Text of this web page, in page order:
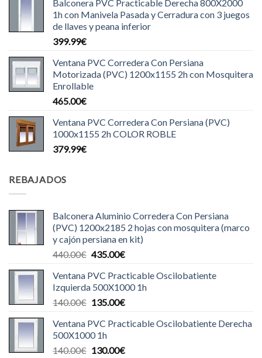
Balconera PVC Practicable Derecha 800X2000
1h con Manivela Pasada y Cerradura con 3 juegos
de llaves y peana inferior
399.99€
Ventana PVC Corredera Con Persiana
Motorizada (PVC) 1200x1155 2h con Mosquitera
Enrollable
465.00€
Ventana PVC Corredera Con Persiana (PVC)
1000x1155 2h COLOR ROBLE
379.99€
REBAJADOS
Balconera Aluminio Corredera Con Persiana
(PVC) 1200x2185 2 hojas con mosquitera (marco
y cajón persiana en kit)
440.00€ El
original
era:
440.00€.
435.00€El
actual
es:
435.00€.
Ventana PVC Practicable Oscilobatiente
Izquierda 500X1000 1h
140.00€ El
original
era:
140.00€.
135.00€El
actual
135.00€.
Ventana PVC Practicable Oscilobatiente Derecha
500X1000 1h
140.00€ El
130.00€El